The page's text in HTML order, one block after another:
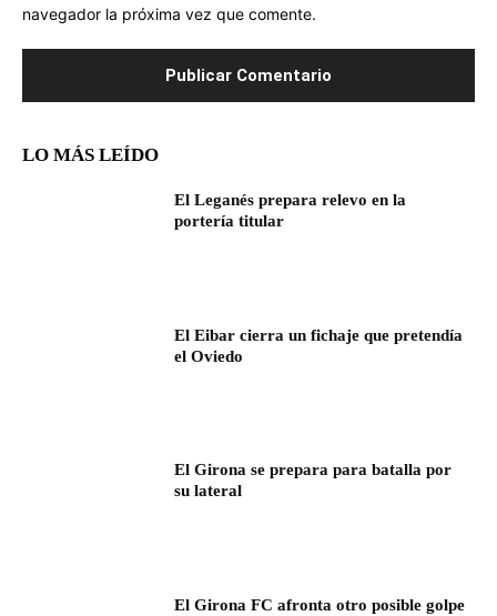
navegador la próxima vez que comente.
LO MÁS LEÍDO
El Leganés prepara relevo en la
portería titular
El Eibar cierra un fichaje que pretendía
el Oviedo
El Girona se prepara para batalla por
su lateral
El Girona FC afronta otro posible golpe